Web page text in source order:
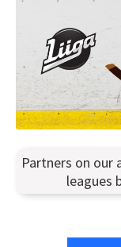
Partners on our
leagues